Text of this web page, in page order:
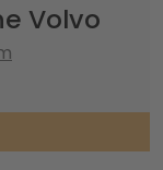
Volvo